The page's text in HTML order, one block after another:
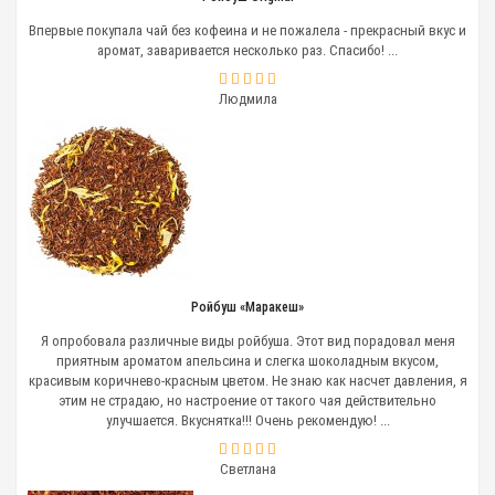
вертикальное положение;
залить немного кипятка (75-80 градусов) по
бомбилье и дать ему впитаться в заварку,
сделать это еще несколько раз, пока
содержимое не покроется водой полностью;
пить мате через трубочку, добавляя кипяток то
Чай Ройбуш (ройбос)
Сладковатый чай, имеет насыщенный вкус,
утонченный древесно-ореховый аромат. У чая
ройбуш не только богатая вкусовая палитра, он еще
обладает и бесчисленными целебными качествами.
Данный чай бодрит и освежает, лечит поражения
кожи и аллергию, спасает от похмельного
синдрома, а еще избавляет от бессонницы.
Ройбуш (или ройбос) является
этническим южноафриканским
напитком красного цвета. Его
заваривают из веток и листьев
кустарника с одноименным
названием – ройбос. Этот напиток
Впервые покупала чай без кофеина и не пожалела - прекрасный вкус и
аромат, заваривается несколько раз. Спасибо! ...
Людмила
Ройбуш «Маракеш»
Я опробовала различные виды ройбуша. Этот вид порадовал меня
приятным ароматом апельсина и слегка шоколадным вкусом,
красивым коричнево-красным цветом. Не знаю как насчет давления, я
этим не страдаю, но настроение от такого чая действительно
улучшается. Вкуснятка!!! Очень рекомендую! ...
Светлана